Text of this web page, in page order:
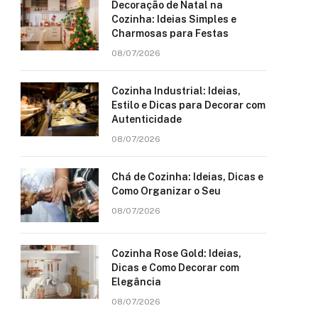
Decoração de Natal na
Cozinha: Ideias Simples e
Charmosas para Festas
08/07/2026
Cozinha Industrial: Ideias,
Estilo e Dicas para Decorar com
Autenticidade
08/07/2026
Chá de Cozinha: Ideias, Dicas e
Como Organizar o Seu
08/07/2026
Cozinha Rose Gold: Ideias,
Dicas e Como Decorar com
Elegância
08/07/2026